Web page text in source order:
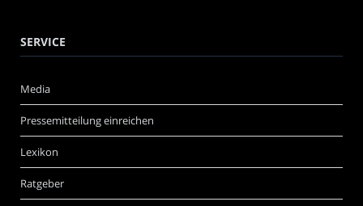
SERVICE
Media
Pressemitteilung einreichen
Lexikon
Ratgeber